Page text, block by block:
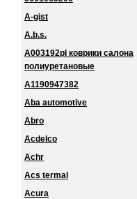
A-gist
A.b.s.
A003192pl коврики салона
полиуретановые
A1190947382
Aba automotive
Abro
Acdelco
Achr
Acs termal
Acura